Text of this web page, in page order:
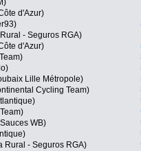
d'Azur)
- Seguros RGA)
d'Azur)
Lille Métropole)
Cycling Team)
WB)
Rural - Seguros RGA)